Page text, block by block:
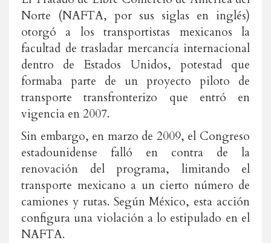
Norte (NAFTA, por sus siglas en inglés)
otorgó a los transportistas mexicanos la
facultad de trasladar mercancía internacional
dentro de Estados Unidos, potestad que
formaba parte de un proyecto piloto de
transporte transfronterizo que entró en
vigencia en 2007.
Sin embargo, en marzo de 2009, el Congreso
estadounidense falló en contra de la
renovación del programa, limitando el
transporte mexicano a un cierto número de
camiones y rutas. Según México, esta acción
configura una violación a lo estipulado en el
NAFTA.